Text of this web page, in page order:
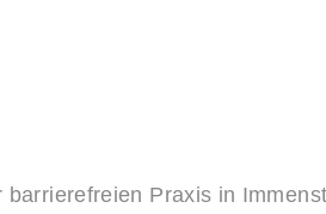
barrierefreien Praxis in